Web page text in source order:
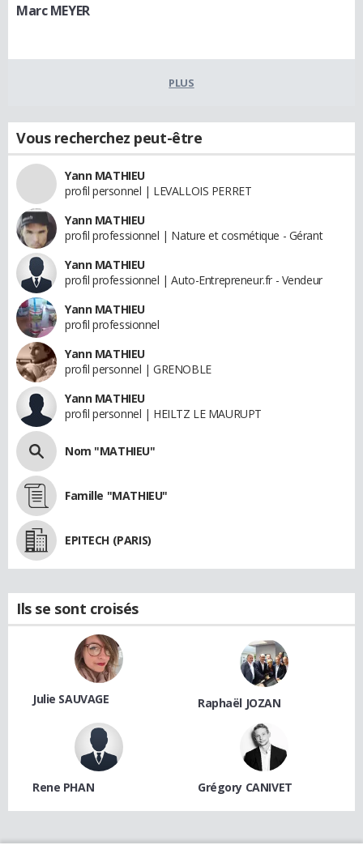
Marc MEYER
PLUS
Vous recherchez peut-être
Yann MATHIEU
profil personnel | LEVALLOIS PERRET
Yann MATHIEU
profil professionnel | Nature et cosmétique - Gérant
Yann MATHIEU
profil professionnel | Auto-Entrepreneur.fr - Vendeur
Yann MATHIEU
profil professionnel
Yann MATHIEU
profil personnel | GRENOBLE
Yann MATHIEU
profil personnel | HEILTZ LE MAURUPT
Nom "MATHIEU"
Famille "MATHIEU"
EPITECH (PARIS)
Ils se sont croisés
Julie SAUVAGE Raphaël JOZAN
Rene PHAN Grégory CANIVET